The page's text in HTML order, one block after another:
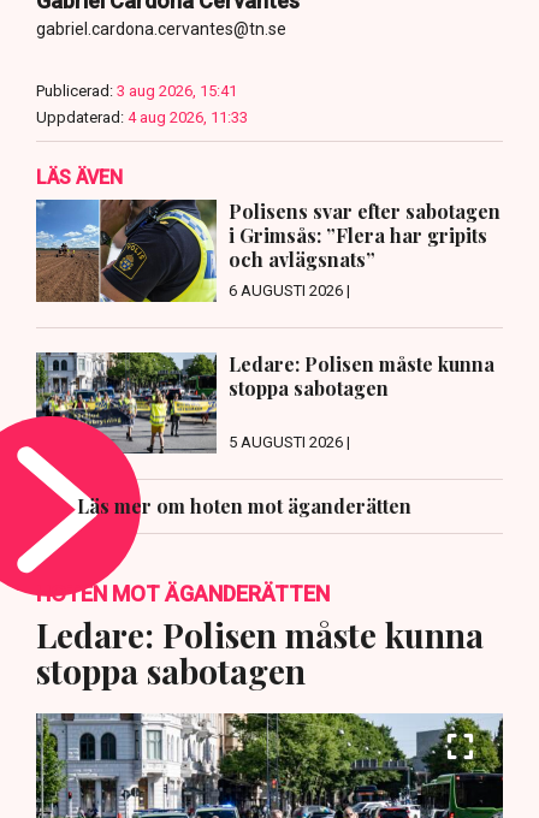
gabriel.cardona.cervantes@tn.se
Publicerad: 3 aug 2026, 15:41
Uppdaterad: 4 aug 2026, 11:33
LÄS ÄVEN
Polisens svar efter sabotagen
i Grimsås: ”Flera har gripits
och avlägsnats”
6 AUGUSTI 2026 |
Ledare: Polisen måste kunna
stoppa sabotagen
5 AUGUSTI 2026 |
Läs mer om hoten mot äganderätten
HOTEN MOT ÄGANDERÄTTEN
Ledare: Polisen måste kunna
stoppa sabotagen